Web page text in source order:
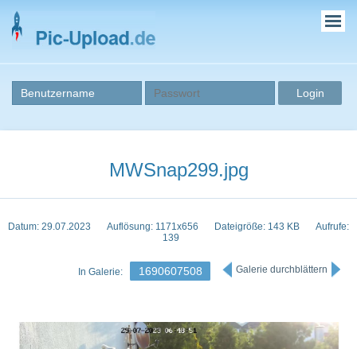
MWSnap299.jpg
Datum: 29.07.2023 Auflösung: 1171x656 Dateigröße: 143 KB
Aufrufe:
139
Galerie durchblättern
1690607508
In Galerie: